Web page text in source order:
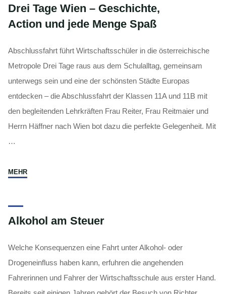
Drei Tage Wien – Geschichte,
Action und jede Menge Spaß
Abschlussfahrt führt Wirtschaftsschüler in die österreichische
Metropole Drei Tage raus aus dem Schulalltag, gemeinsam
unterwegs sein und eine der schönsten Städte Europas
entdecken – die Abschlussfahrt der Klassen 11A und 11B mit
den begleitenden Lehrkräften Frau Reiter, Frau Reitmaier und
Herrn Häffner nach Wien bot dazu die perfekte Gelegenheit. Mit
…
MEHR"Drei
Geschichte,
und
jede
Alkohol am Steuer
Welche Konsequenzen eine Fahrt unter Alkohol- oder
Drogeneinfluss haben kann, erfuhren die angehenden
Fahrerinnen und Fahrer der Wirtschaftsschule aus erster Hand.